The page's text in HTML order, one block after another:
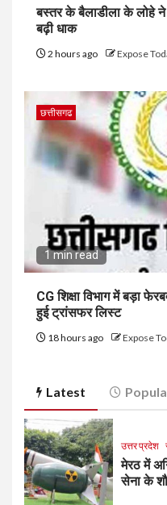
बस्तर के बैलाडीला के लोहे ने
बढ़ी धाक
2 hours ago Expose
छत्तीसगढ
1 min read
CG शिक्षा विभाग में बड़ा
हुई ट्रांसफर लिस्ट
18 hours ago Expose
Latest
उत्तर प्रदेश
मेरठ में
सेना के